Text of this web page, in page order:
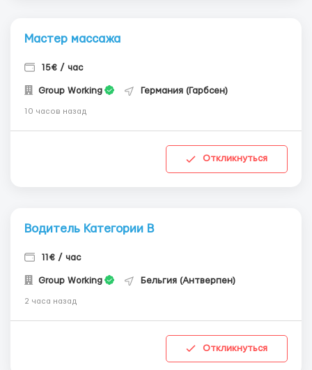
Мастер массажа
15€ / час
Group Working Германия (Гарбсен)
10 часов назад
Откликнуться
Водитель Категории В
11€ / час
Group Working Бельгия (Антверпен)
2 часа назад
Откликнуться